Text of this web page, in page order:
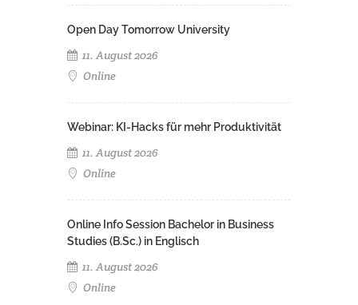
Open Day Tomorrow University
11. August 2026
Online
Webinar: KI-Hacks für mehr Produktivität
11. August 2026
Online
Online Info Session Bachelor in Business
Studies (B.Sc.) in Englisch
11. August 2026
Online